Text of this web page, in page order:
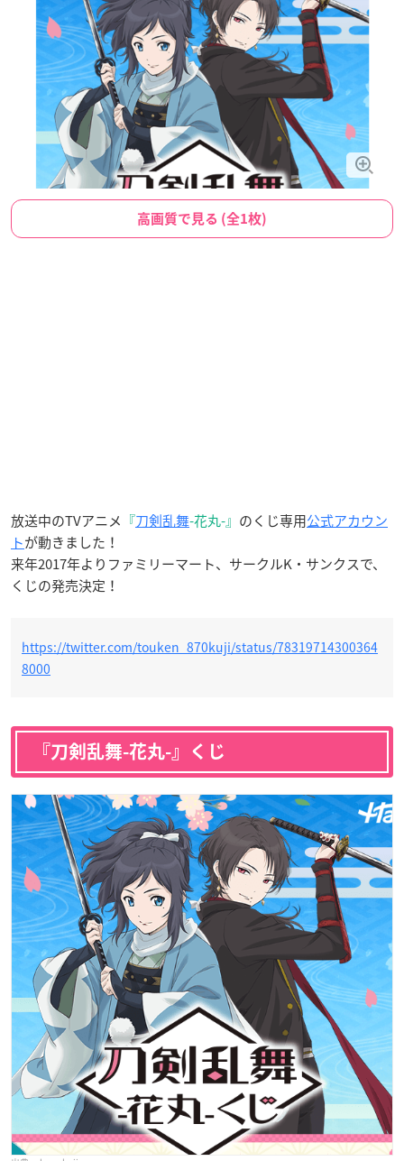
高画質で見る (全1枚)
放送中のTVアニメ 『刀剣乱舞-花丸-』 のくじ専用公式アカウン
トが動きました！
来年2017年よりファミリーマート、サークルK・サンクスで、
くじの発売決定！
https://twitter.com/touken_870kuji/status/78319714300364
8000
『刀剣乱舞-花丸-』くじ